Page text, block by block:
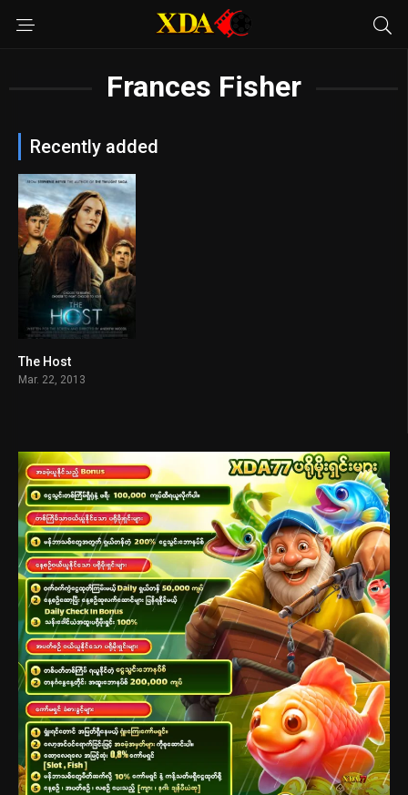
Frances Fisher
Recently added
The Host
Mar. 22, 2013